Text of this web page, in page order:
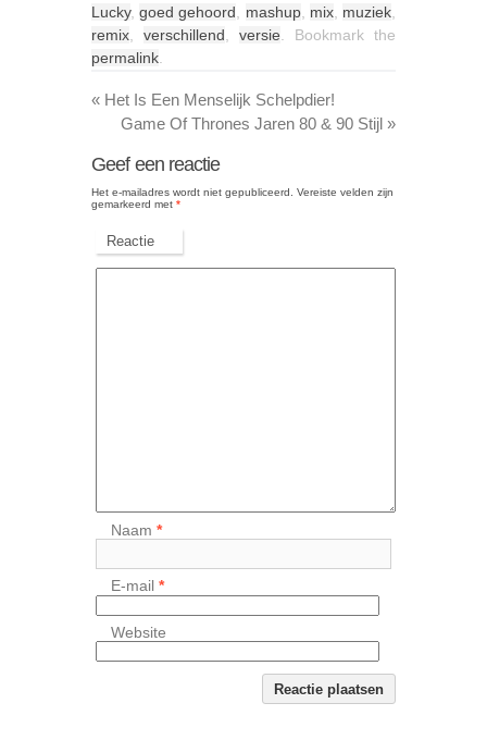
Lucky,goed gehoord mashup, mix, muziek
remix
verschillend versie . Bookmark the
permalink
« Het Is Een Menselijk Schelpdier!
Game Of Thrones Jaren 80 & 90 Stijl »
Geef een reactie
Het e-mailadres wordt niet gepubliceerd.
Vereiste velden zijn
gemarkeerd met *
Reactie
Naam*
E-mail*
Website